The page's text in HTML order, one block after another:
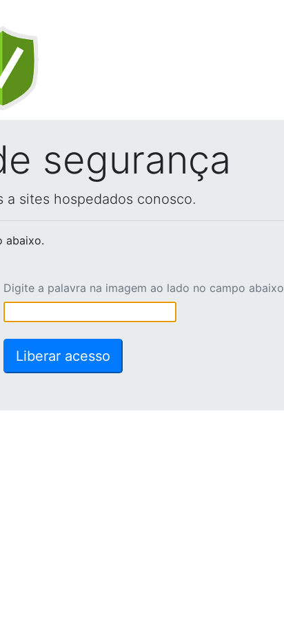
segurança
sites hospedados conosco.
abaixo.
Digite a palavra na imagem ao lado no campo abaixo